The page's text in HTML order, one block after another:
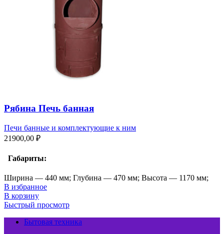
Рябина Печь банная
Печи банные и комплектующие к ним
21900,00 ₽
Габариты:
Ширина — 440 мм; Глубина — 470 мм; Высота — 1170 мм;
В избранное
В корзину
Быстрый просмотр
Бытовая техника